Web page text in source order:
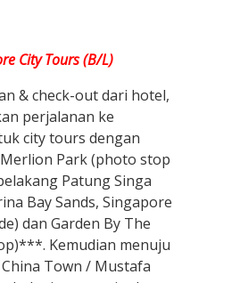
City Tours (B/L)
& check-out dari hotel,
perjalanan ke
city tours dengan
Park (photo stop
Patung Singa
Bay Sands, Singapore
dan Garden By The
Kemudian menuju
Town / Mustafa